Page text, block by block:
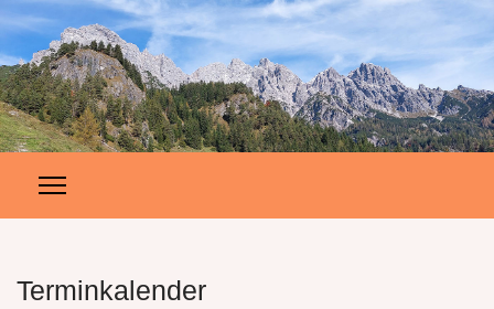
Terminkalender